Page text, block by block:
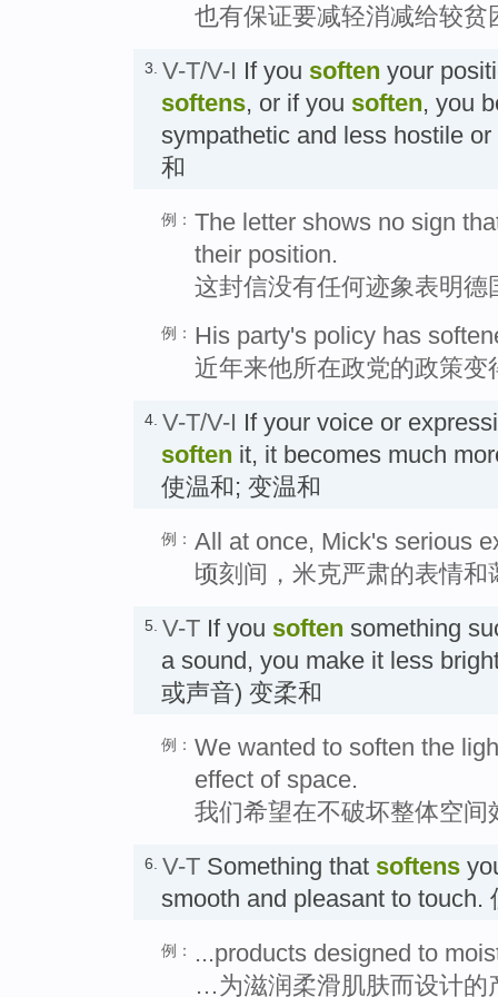
也有保证要减轻消减给较
3. V-T/V-I If you soften your
softens, or if you soften, you
sympathetic and less hostile
和
例： The letter shows no sign
their position.
这封信没有任何迹象表明
例： His party's policy has
近年来他所在政党的政策变
4. V-T/V-I If your voice or
soften it, it becomes much
使温和; 变温和
例： All at once, Mick's serious
顷刻间，米克严肃的表情
5. V-T If you soften something
a sound, you make it less
或声音) 变柔和
例： We wanted to soften the
effect of space.
我们希望在不破坏整体空
6. V-T Something that softens
smooth and pleasant to touch.
例：
...products designed to
…为滋润柔滑肌肤而设计的